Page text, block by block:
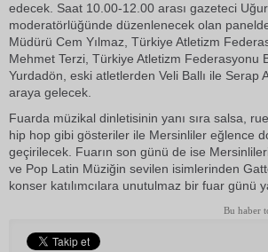
edecek. Saat 10.00-12.00 arası gazeteci
moderatörlüğünde düzenlenecek olan
Müdürü Cem Yılmaz, Türkiye Atletizm
Mehmet Terzi, Türkiye Atletizm Federasyonu
Yurdadön, eski atletlerden Veli Ballı ile Serap
araya gelecek.
Fuarda müzikal dinletisinin yanı sıra salsa,
hip hop gibi gösteriler ile Mersinliler eğlence
geçirilecek. Fuarın son günü de ise
ve Pop Latin Müziğin sevilen isimlerinden
konser katılımcılara unutulmaz bir fuar günü
Bu haber